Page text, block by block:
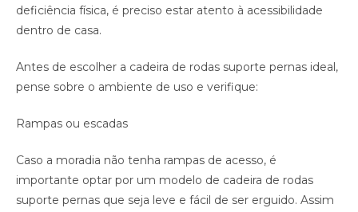
deficiência física, é preciso estar atento à acessibilidade
dentro de casa.
Antes de escolher a cadeira de rodas suporte pernas ideal,
pense sobre o ambiente de uso e verifique:
Rampas ou escadas
Caso a moradia não tenha rampas de acesso, é
importante optar por um modelo de cadeira de rodas
suporte pernas que seja leve e fácil de ser erguido. Assim